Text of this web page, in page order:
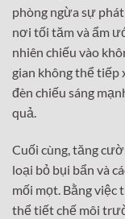
phòng ngừa sự
nơi tối tăm và ẩm
nhiên chiếu vào
gian không thể tiếp
đèn chiếu sáng
quả.
Cuối cùng, tăng
loại bỏ bụi bẩn và
mối mọt. Bằng việc
thể tiết chế môi